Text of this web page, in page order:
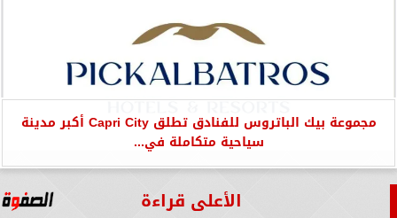
مجموعة بيك الباتروس للفنادق تطلق Capri City أكبر مدينة
سياحية متكاملة في...
الأعلى قراءة